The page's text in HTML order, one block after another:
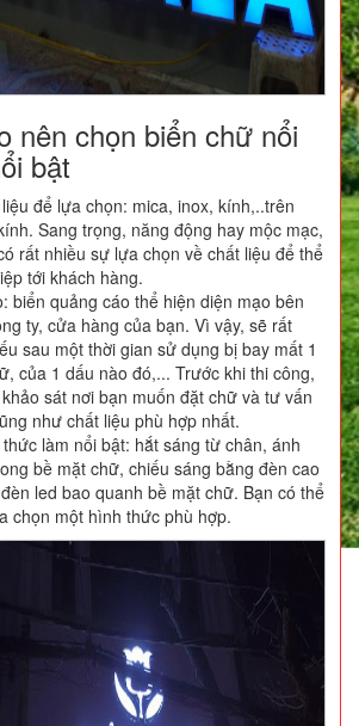
nên chọn biển chữ nổi
bật
để lựa chọn: mica, inox, kính,..trên
Sang trọng, năng động hay mộc mạc,
rất nhiều sự lựa chọn về chất liệu để thể
tới khách hàng.
biển quảng cáo thể hiện diện mạo bên
ty, cửa hàng của bạn. Vì vậy, sẽ rất
sau một thời gian sử dụng bị bay mất 1
của 1 dấu nào đó,... Trước khi thi công,
sát nơi bạn muốn đặt chữ và tư vấn
như chất liệu phù hợp nhất.
làm nổi bật: hắt sáng từ chân, ánh
bề mặt chữ, chiếu sáng bằng đèn cao
led bao quanh bề mặt chữ. Bạn có thể
chọn một hình thức phù hợp.